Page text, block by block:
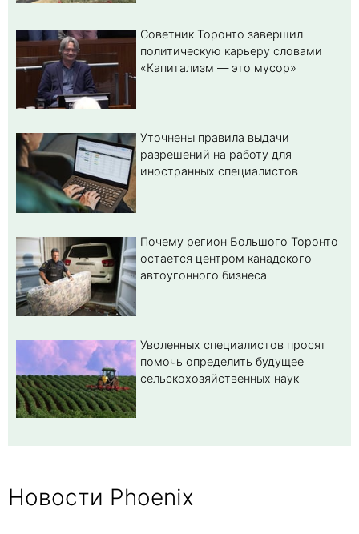
Советник Торонто завершил
политическую карьеру словами
«Капитализм — это мусор»
Уточнены правила выдачи
разрешений на работу для
иностранных специалистов
Почему регион Большого Торонто
остается центром канадского
автоугонного бизнеса
Уволенных специалистов просят
помочь определить будущее
сельскохозяйственных наук
Новости Phoenix